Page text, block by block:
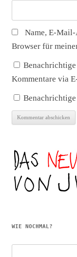
Name, E-Mail-
Browser für
Kommentare via
WIE NOCHMAL?